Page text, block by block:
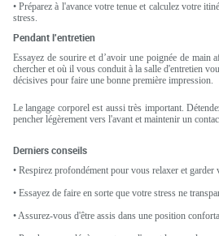
• Préparez à l'avance votre tenue et calculez votre
stress.
Pendant l'entretien
Essayez de sourire et d’avoir une poignée de
chercher et où il vous conduit à la salle d'entretien
décisives pour faire une bonne première impression.
Le langage corporel est aussi très important.
pencher légèrement vers l'avant et maintenir un
Derniers conseils
• Respirez profondément pour vous relaxer et garder
• Essayez de faire en sorte que votre stress ne
• Assurez-vous d'être assis dans une position